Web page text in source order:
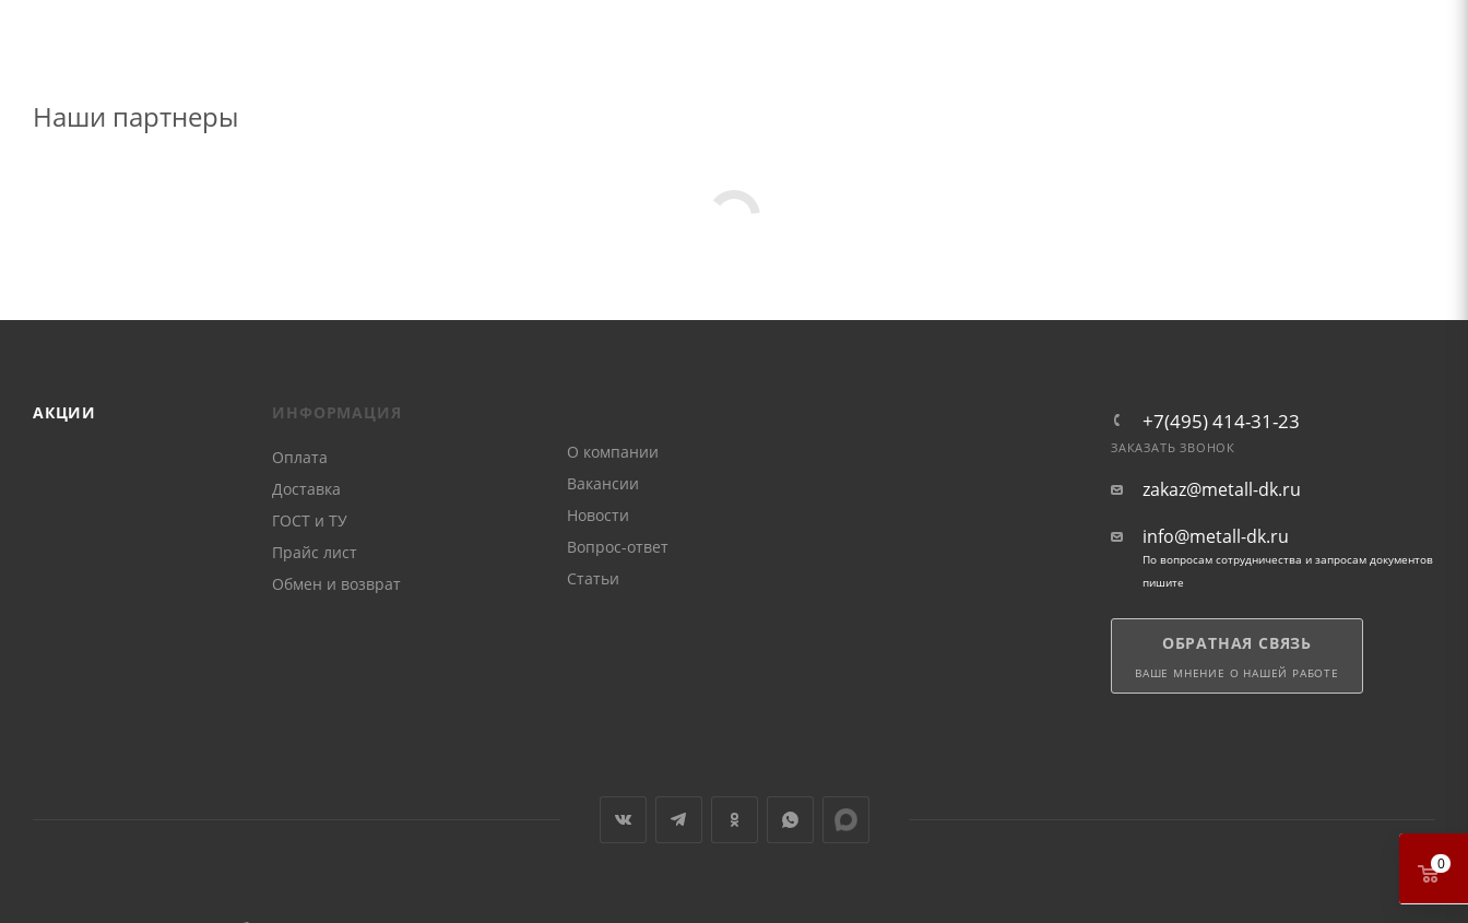
Наши партнеры
АКЦИИ ИНФОРМАЦИЯ
Оплата
Доставка
ГОСТ и ТУ
Прайс лист
Обмен и возврат
О компании
Вакансии
Новости
Вопрос-ответ
Статьи
+7(495) 414-31-23
ЗАКАЗАТЬ ЗВОНОК
zakaz@metall-dk.ru
info@metall-dk.ru
По вопросам сотрудничества и запросам документов
пишите
ОБРАТНАЯ СВЯЗЬ
ВАШЕ МНЕНИЕ О НАШЕЙ РАБОТЕ
0